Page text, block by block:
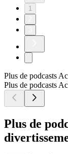
1
Plus de podcasts
Plus de podcasts
Plus de